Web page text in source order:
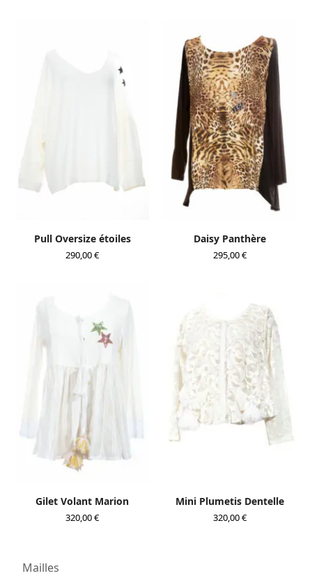
Pull Oversize étoiles
290,00€
Daisy Panthère
295,00€
Gilet Volant Marion
320,00€
Mini Plumetis Dentelle
320,00€
Mailles